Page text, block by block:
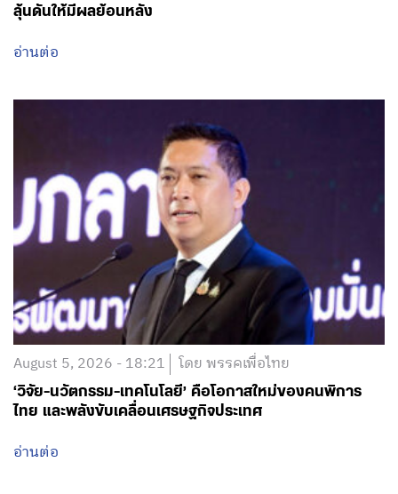
ลุ้นดันให้มีผลย้อนหลัง
อ่านต่อ
August 5, 2026 - 18:21 โดย พรรคเพื่อไทย
‘วิจัย-นวัตกรรม-เทคโนโลยี’ คือโอกาสใหม่ของคนพิการ
ไทย และพลังขับเคลื่อนเศรษฐกิจประเทศ
อ่านต่อ